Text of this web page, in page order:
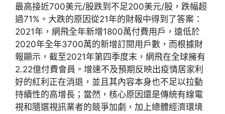
最高接近700美元/股跌到不足200美元/股，跌幅超
過71%。大跌的原因從21年的財報中得到了答案：
2021年，網飛全年新增1800萬付費用戶，遠低於
2020年全年3700萬的新增訂閱用戶數，而根據財
報顯示，截至2021年第四季度末，網飛在全球擁有
2.22億付費會員。增速不及預期反映出疫情居家利
好的紅利正在消退，並且其內容本身也不足以拉動
持續性的高增長；當然，核心原因還是傳統有線電
視和隨選視訊業者的競爭加劇，加上總體經濟環境